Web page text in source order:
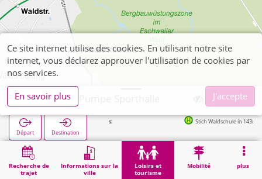
Recherche de
trajet
Informations sur la
ville
Loisirs et
tourisme
Mobilité plus
Eschweiler, Pumpe Sporthalle
Départ Destination
Stich Waldschule in 143m
Démarrage Loisirs et tourisme Eschweiler, Pumpe Sporthalle
Ce site internet utilise des cookies. En utilisant notre site
internet, vous déclarez approuver l'utilisation de cookies par
nos services.
En savoir plus
J'accepte